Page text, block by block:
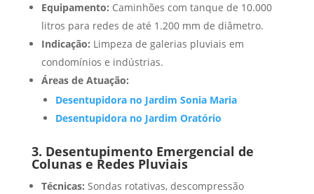
Equipamento: Caminhões com tanque de 10.000
litros para redes de até 1.200 mm de diâmetro.
Indicação: Limpeza de galerias pluviais em
condomínios e indústrias.
Áreas de Atuação:
Desentupidora no Jardim Sonia Maria
Desentupidora no Jardim Oratório
3. Desentupimento Emergencial de
Colunas e Redes Pluviais
Técnicas: Sondas rotativas, descompressão